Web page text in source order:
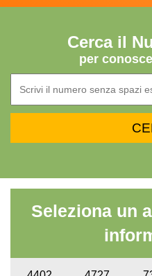
Cerca il
per
Seleziona un